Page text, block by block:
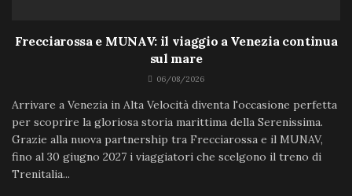
Frecciarossa e MUNAV: il viaggio a Venezia continua
sul mare
06/08/2026
Arrivare a Venezia in Alta Velocità diventa l'occasione perfetta
per scoprire la gloriosa storia marittima della Serenissima.
Grazie alla nuova partnership tra Frecciarossa e il MUNAV,
fino al 30 giugno 2027 i viaggiatori che scelgono il treno di
Trenitalia...